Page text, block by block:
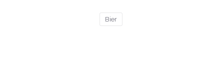
Bier